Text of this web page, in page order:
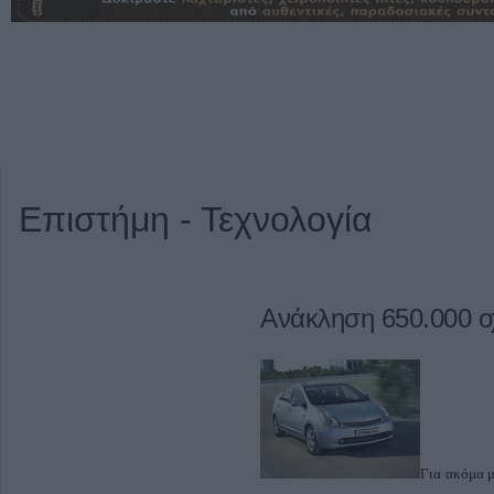
Επιστήμη - Τεχνολογία
Ανάκληση 650.000
Για ακόμα